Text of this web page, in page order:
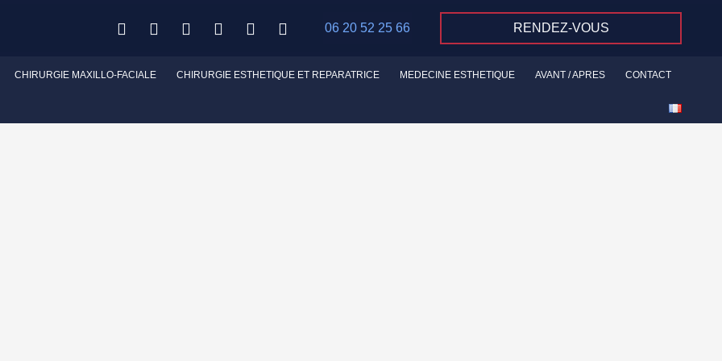
06 20 52 25 66 RENDEZ-VOUS
CHIRURGIE MAXILLO-FACIALE CHIRURGIE ESTHETIQUE ET REPARATRICE MEDECINE ESTHETIQUE AVANT / APRES CONTACT